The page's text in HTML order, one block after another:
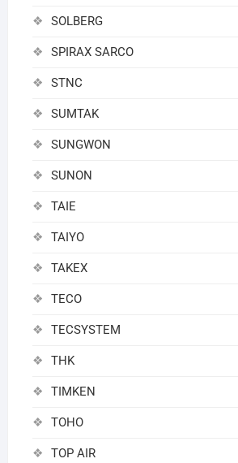
SOLBERG
SPIRAX SARCO
STNC
SUMTAK
SUNGWON
SUNON
TAIE
TAIYO
TAKEX
TECO
TECSYSTEM
THK
TIMKEN
TOHO
TOP AIR